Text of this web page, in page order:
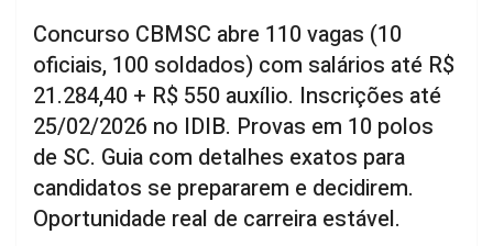
Concurso CBMSC abre 110 vagas (10
oficiais, 100 soldados) com salários até R$
21.284,40 + R$ 550 auxílio. Inscrições até
25/02/2026 no IDIB. Provas em 10 polos
de SC. Guia com detalhes exatos para
candidatos se prepararem e decidirem.
Oportunidade real de carreira estável.